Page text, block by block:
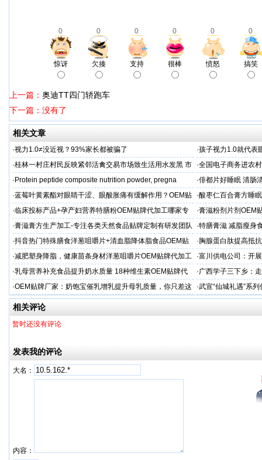
0 0 0 0 0 0
惊讶 欠揍 支持 很棒 愤怒 搞笑
上一篇： 奥迪TT四门轿跑车
下一篇：没有了
相关文章
·视力1.0≠没近视？93%家长都被骗了 ·孩子视力1.0就代表
·桂林一村庄村民反映紧邻活禽交易市场致生活用水发黑 市
场称属“造谣”，联合调查组介入调查
·全国电子商务进农
利开班
· Protein peptide composite nutrition powder, pregna ·俳都片好睡眠 清肠
·蓝莓叶黄素酯对眼睛干涩、眼酸胀痛有缓解作用？OEM贴
牌代工
·酸枣仁百合膏方睡
厂
·临床投标产品+孕产妇营养特膳粉OEM贴牌代加工哪家专
业
·膏滋粉剂片剂OEM
·膏滋膏方生产加工-专注各类天然食品贴牌定制有研发团队
厂家
·特膳膏滋 减脂瘦身
务商
·抖音热门特殊膳食洋葱咀嚼片+清血脂降体脂食品OEM贴
牌加工
· 胸腺蛋白肽提高抵
服务商
·减肥塑身降脂，健康苗条身材洋葱咀嚼片OEM贴牌代加工
服务商
·富川供电公司：开
·乳母营养补充食品提升奶水质量 18种维生素OEM贴牌代
工
·广西学子三下乡：
·OEM贴牌厂家：奶饱宝催乳增乳提升母乳质量，你只差这
一步！
·武宣“仙城礼遇”系
饮料博览会
相关评论
暂时还没有评论
发表我的评论
大名：
内容：